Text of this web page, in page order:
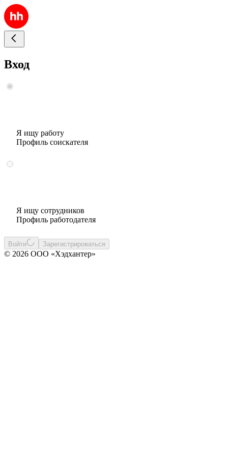
Вход
Я ищу работу
Профиль соискателя
Я ищу сотрудников
Профиль работодателя
Войти Зарегистрироваться
© 2026 ООО «Хэдхантер»